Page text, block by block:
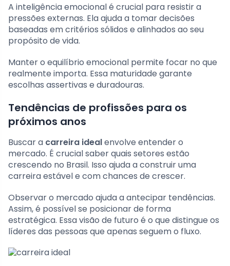
A inteligência emocional é crucial para resistir a
pressões externas. Ela ajuda a tomar decisões
baseadas em critérios sólidos e alinhados ao seu
propósito de vida.
Manter o equilíbrio emocional permite focar no que
realmente importa. Essa maturidade garante
escolhas assertivas e duradouras.
Tendências de profissões para os
próximos anos
Buscar a carreira idealenvolve entender o
mercado. É crucial saber quais setores estão
crescendo no Brasil. Isso ajuda a construir uma
carreira estável e com chances de crescer.
Observar o mercado ajuda a antecipar tendências.
Assim, é possível se posicionar de forma
estratégica. Essa visão de futuro é o que distingue os
líderes das pessoas que apenas seguem o fluxo.